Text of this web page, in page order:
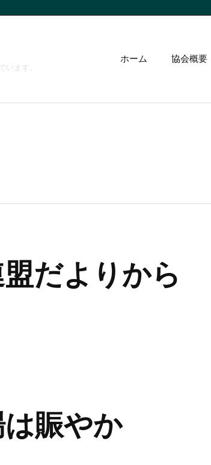
ます。
ホーム 協会概要
だよりから
賑やか